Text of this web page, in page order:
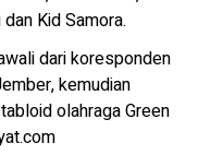
Kid Samora.
dari koresponden
kemudian
olahraga Green